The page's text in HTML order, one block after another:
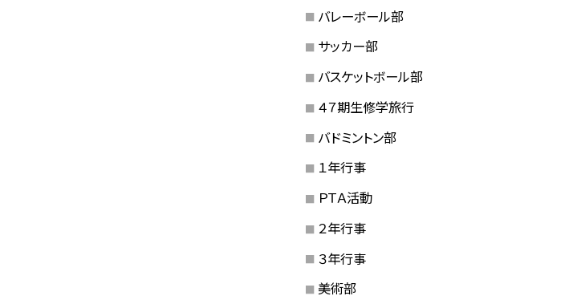
バレーボール部
サッカー部
バスケットボール部
４７期生修学旅行
バドミントン部
１年行事
ＰＴＡ活動
２年行事
３年行事
美術部